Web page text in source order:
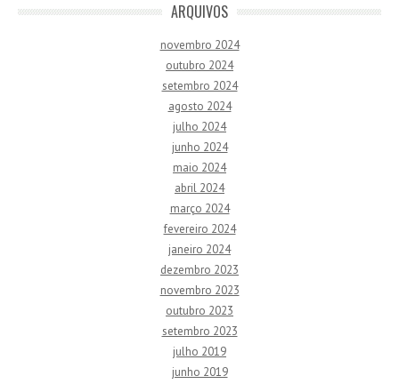
ARQUIVOS
novembro 2024
outubro 2024
setembro 2024
agosto 2024
julho 2024
junho 2024
maio 2024
abril 2024
março 2024
fevereiro 2024
janeiro 2024
dezembro 2023
novembro 2023
outubro 2023
setembro 2023
julho 2019
junho 2019